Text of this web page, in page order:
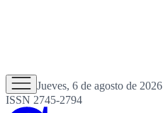
Jueves, 6 de agosto de 2026
ISSN 2745-2794